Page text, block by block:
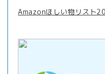
Amazonほしい物リスト